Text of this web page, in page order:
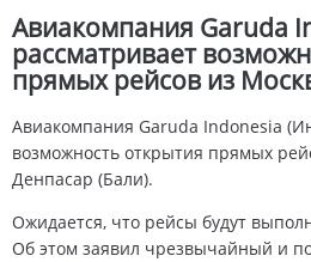
Авиакомпания Garuda
рассматривает
прямых рейсов из
Авиакомпания Garuda Indonesia
возможность открытия прямых
Денпасар (Бали).
Ожидается, что рейсы будут
Об этом заявил чрезвычайный и